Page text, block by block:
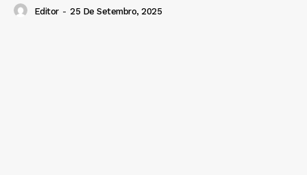
Editor - 25 De Setembro, 2025